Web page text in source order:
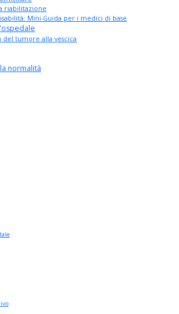
riabilitazione
Mini-Guida per i medici di base
tumore alla vescica
normalità